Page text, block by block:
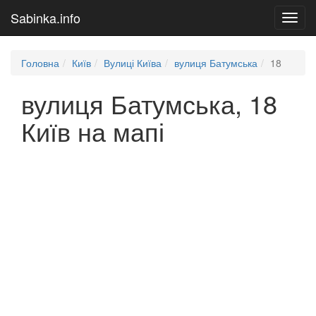
Sabinka.info
Головна Київ Вулиці Київа вулиця Батумська 18
вулиця Батумська, 18
Київ на мапі